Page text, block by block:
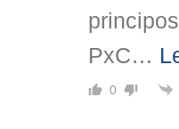
PxC…
0